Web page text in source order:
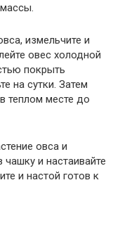
измельчите и
овес холодной
покрыть
на сутки. Затем
теплом месте до
овса и
чашку и настаивайте
и настой готов к